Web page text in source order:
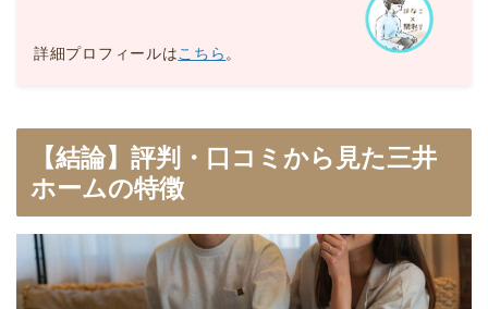
詳細プロフィールはこちら 。
【結論】評判・口コミから見た三井
ホームの特徴